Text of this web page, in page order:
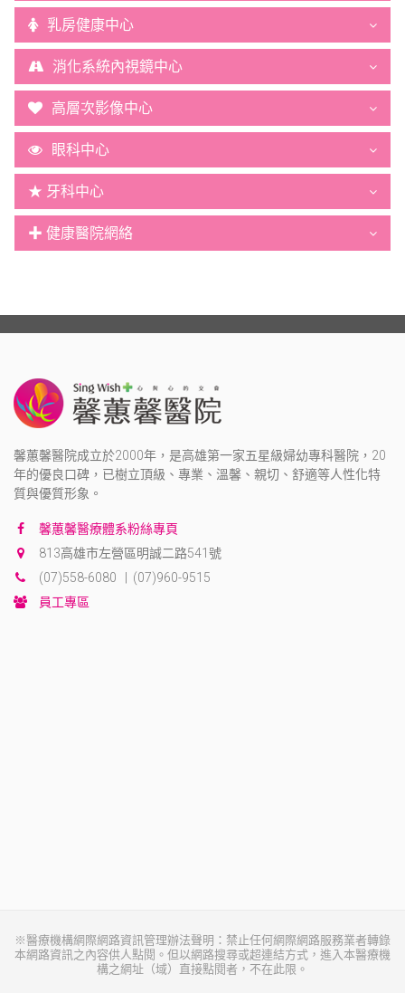
乳房健康中心
消化系統內視鏡中心
高層次影像中心
眼科中心
★ 牙科中心
✚ 健康醫院網絡
馨蕙馨醫院成立於2000年，是高雄第一家五星級婦幼專科醫院，20
年的優良口碑，已樹立頂級、專業、溫馨、親切、舒適等人性化特
質與優質形象。
馨蕙馨醫療體系粉絲專頁
813高雄市左營區明誠二路541號
(07)558-6080 | (07)960-9515
員工專區
※醫療機構網際網路資訊管理辦法聲明：禁止任何網際網路服務業者轉錄
本網路資訊之內容供人點閱。但以網路搜尋或超連結方式，進入本醫療機
構之網址（域）直接點閱者，不在此限。